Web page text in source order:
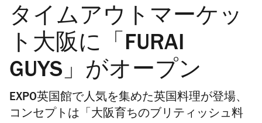
タイムアウトマーケッ
ト大阪に「FURAI
GUYS」がオープン
EXPO英国館で人気を集めた英国料理が登場、
コンセプトは「大阪育ちのブリティッシュ料